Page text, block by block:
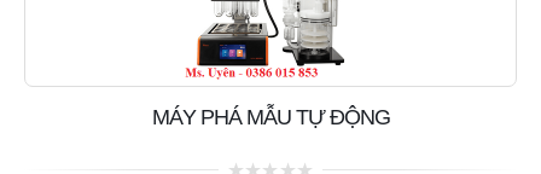
MÁY PHÁ MẪU TỰ ĐỘNG